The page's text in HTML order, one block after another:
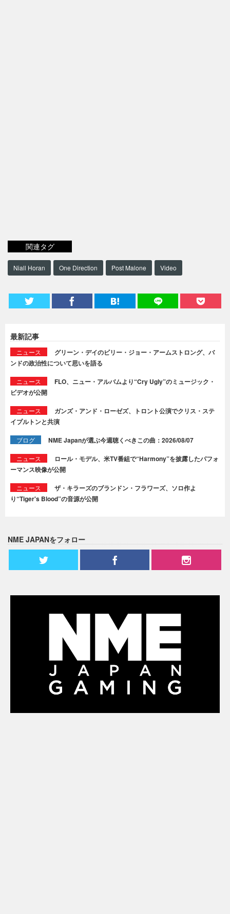
関連タグ
Niall Horan One Direction Post Malone Video
最新記事
ニュース
グリーン・デイのビリー・ジョー・アームストロング、バ
ンドの政治性について思いを語る
ニュース
FLO、ニュー・アルバムより“Cry Ugly”のミュージック・
ビデオが公開
ニュース
ガンズ・アンド・ローゼズ、トロント公演でクリス・ステ
イプルトンと共演
ブログ NME Japanが選ぶ今週聴くべきこの曲：2026/08/07
ニュース
ロール・モデル、米TV番組で“Harmony”を披露したパフォ
ーマンス映像が公開
ニュース
ザ・キラーズのブランドン・フラワーズ、ソロ作よ
り“Tiger's Blood”の音源が公開
NME JAPANをフォロー